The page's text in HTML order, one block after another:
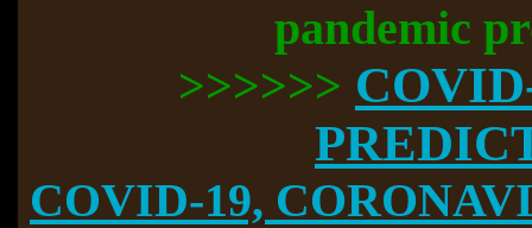
pandemic
>>>>>>
COVID-19,